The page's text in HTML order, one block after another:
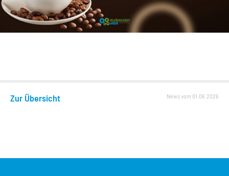
News vom 01.06.2026
Zur Übersicht